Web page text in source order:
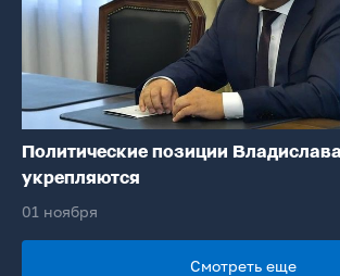
Политические позиции
укрепляются
01 ноября
Смотреть еще